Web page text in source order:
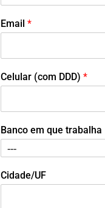
Email *
Celular (com DDD) *
Banco em que trabalha
Cidade/UF